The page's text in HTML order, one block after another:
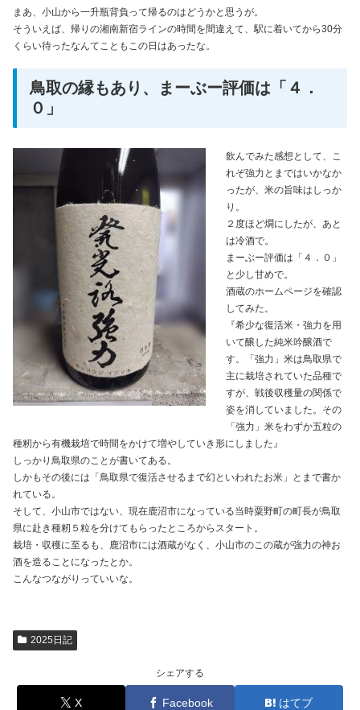
まあ、小山から一升瓶背負って帰るのはどうかと思うが。
そういえば、帰りの湘南新宿ラインの時間を間違えて、駅に着いてから30分
くらい待ったなんてこともこの日はあったな。
鳥取の縁もあり、まーぶー評価は「４．
０」
飲んでみた感想として、こ
れぞ強力とまではいかなか
ったが、米の旨味はしっか
り。
２度ほど燗にしたが、あと
は冷酒で。
まーぶー評価は「４．０」
と少し甘めで。
酒蔵のホームページを確認
してみた。
『希少な復活米・強力を用
いて醸した純米吟醸酒で
す。「強力」米は鳥取県で
主に栽培されていた品種で
すが、戦後収穫量の関係で
姿を消していました。その
「強力」米をわずか五粒の
種籾から有機栽培で時間をかけて増やしていき形にしました』
しっかり鳥取県のことが書いてある。
しかもその後には「鳥取県で復活させるまで幻といわれたお米」とまで書か
れている。
そして、小山市ではない、現在鹿沼市になっている当時粟野町の町長が鳥取
県に赴き種籾５粒を分けてもらったところからスタート。
栽培・収穫に至るも、鹿沼市には酒蔵がなく、小山市のこの蔵が強力の神お
酒を造ることになったとか。
こんなつながりっていいな。
2025日記
シェアする
X Facebook はてブ